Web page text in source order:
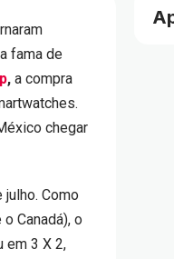
fama de
, a compra
chegar
Como
Canadá), o
em 3 X 2,